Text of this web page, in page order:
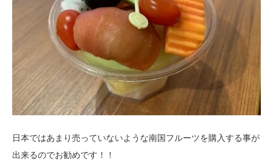
日本ではあまり売っていないような南国フルーツを購入する事が
出来るのでお勧めです！！